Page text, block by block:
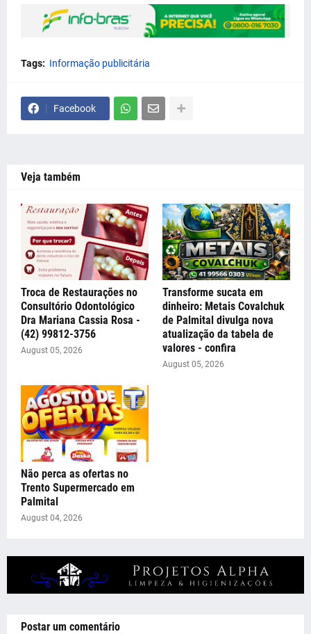
Tags: Informação publicitária
Facebook
Veja também
Troca de Restaurações no
Consultório Odontológico
Dra Mariana Cassia Rosa -
(42) 99812-3756
August 05, 2026
Transforme sucata em
dinheiro: Metais Covalchuk
de Palmital divulga nova
atualização da tabela de
valores - confira
August 05, 2026
Não perca as ofertas no
Trento Supermercado em
Palmital
August 04, 2026
Postar um comentário